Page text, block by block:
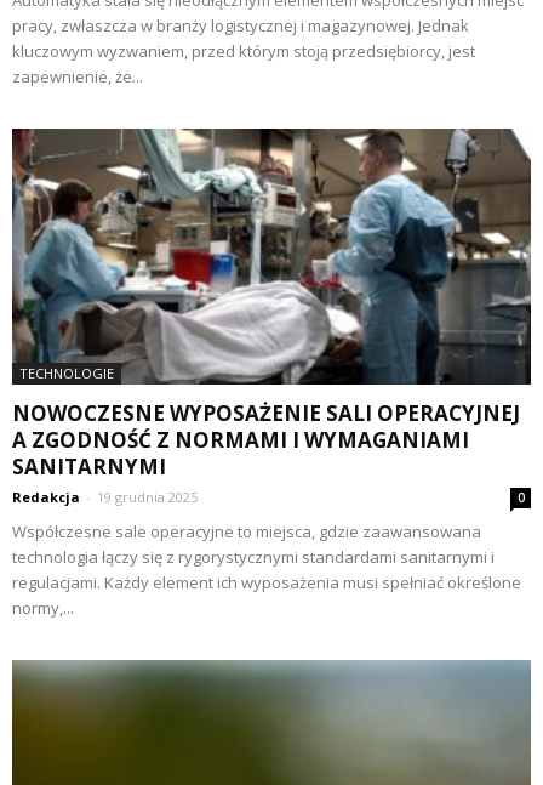
pracy, zwłaszcza w branży logistycznej i magazynowej. Jednak
kluczowym wyzwaniem, przed którym stoją przedsiębiorcy, jest
zapewnienie, że...
TECHNOLOGIE
NOWOCZESNE WYPOSAŻENIE SALI OPERACYJNEJ
A ZGODNOŚĆ Z NORMAMI I WYMAGANIAMI
SANITARNYMI
Redakcja - 19 grudnia 2025 0
Współczesne sale operacyjne to miejsca, gdzie zaawansowana
technologia łączy się z rygorystycznymi standardami sanitarnymi i
regulacjami. Każdy element ich wyposażenia musi spełniać określone
normy,...